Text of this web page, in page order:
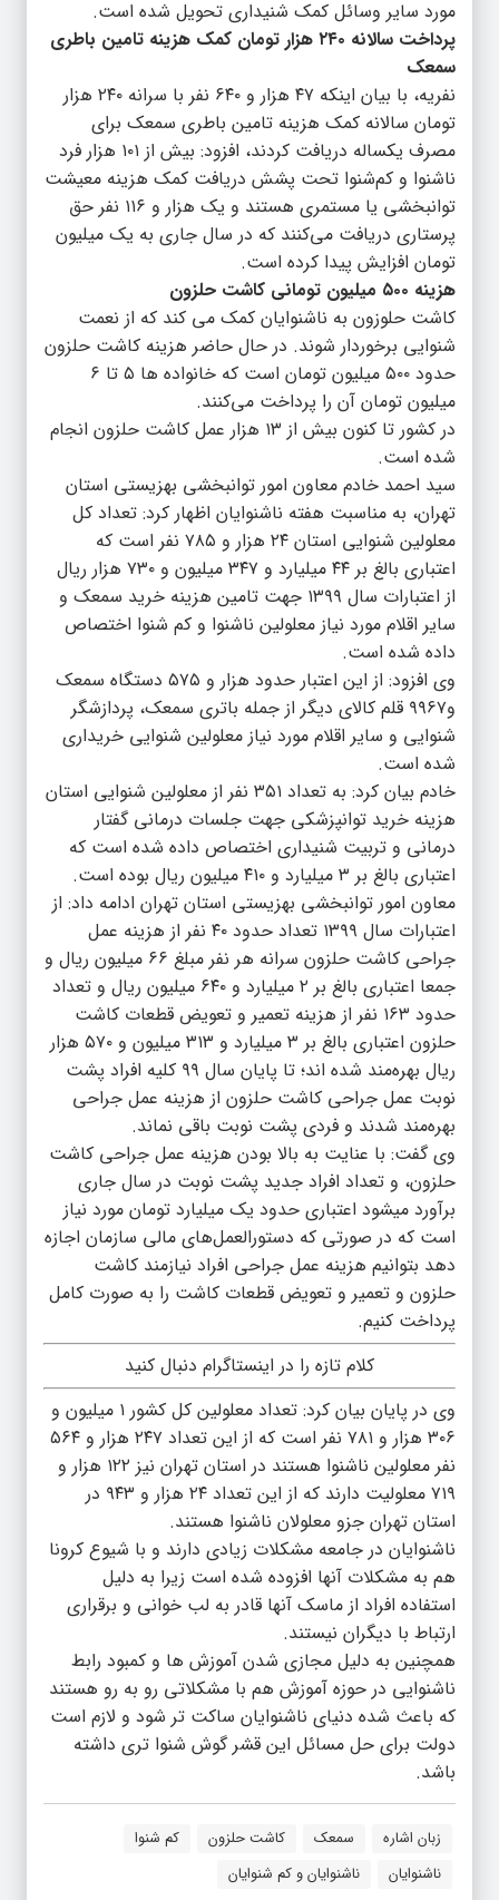
مورد سایر وسائل کمک شنیداری تحویل شده است.
پرداخت سالانه ۲۴۰ هزار تومان کمک هزینه تامین باطری
سمعک
نفریه، با بیان اینکه ۴۷ هزار و ۶۴۰ نفر با سرانه ۲۴۰ هزار
تومان سالانه کمک هزینه تامین باطری سمعک برای
مصرف یکساله دریافت کردند، افزود: بیش از ۱۰۱ هزار فرد
ناشنوا و کم‌شنوا تحت پشش دریافت کمک هزینه معیشت
توانبخشی یا مستمری هستند و یک هزار و ۱۱۶ نفر حق
پرستاری دریافت می‌کنند که در سال جاری به یک میلیون
تومان افزایش پیدا کرده است.
هزینه ۵۰۰ میلیون تومانی کاشت حلزون
کاشت حلوزون به ناشنوایان کمک می کند که از نعمت
شنوایی برخوردار شوند. در حال حاضر هزینه کاشت حلزون
حدود ۵۰۰ میلیون تومان است که خانواده ها ۵ تا ۶
میلیون تومان آن را پرداخت می‌کنند.
در کشور تا کنون بیش از ۱۳ هزار عمل کاشت حلزون انجام
شده است.
سید احمد خادم معاون امور توانبخشی بهزیستی استان
تهران، به مناسبت هفته ناشنوایان اظهار کرد: تعداد کل
معلولین شنوایی استان ۲۴ هزار و ۷۸۵ نفر است که
اعتباری بالغ بر ۴۴ میلیارد و ۳۴۷ میلیون و ۷۳۰ هزار ریال
از اعتبارات سال ۱۳۹۹ جهت تامین هزینه خرید سمعک و
سایر اقلام مورد نیاز معلولین ناشنوا و کم شنوا اختصاص
داده شده است.
وی افزود: از این اعتبار حدود هزار و ۵۷۵ دستگاه سمعک
و۹۹۶۷ قلم کالای دیگر از جمله باتری سمعک، پردازشگر
شنوایی و سایر اقلام مورد نیاز معلولین شنوایی خریداری
شده است.
خادم بیان کرد: به تعداد ۳۵۱ نفر از معلولین شنوایی استان
هزینه خرید توانپزشکی جهت جلسات درمانی گفتار
درمانی و تربیت شنیداری اختصاص داده شده است که
اعتباری بالغ بر ۳ میلیارد و ۴۱۰ میلیون ریال بوده است.
معاون امور توانبخشی بهزیستی استان تهران ادامه داد: از
اعتبارات سال ۱۳۹۹ تعداد حدود ۴۰ نفر از هزینه عمل
جراحی کاشت حلزون سرانه هر نفر مبلغ ۶۶ میلیون ریال و
جمعا اعتباری بالغ بر ۲ میلیارد و ۶۴۰ میلیون ریال و تعداد
حدود ۱۶۳ نفر از هزینه تعمیر و تعویض قطعات کاشت
حلزون اعتباری بالغ بر ۳ میلیارد و ۳۱۳ میلیون و ۵۷۰ هزار
ریال بهره‌مند شده اند؛ تا پایان سال ۹۹ کلیه افراد پشت
نوبت عمل جراحی کاشت حلزون از هزینه عمل جراحی
بهره‌مند شدند و فردی پشت نوبت باقی نماند.
وی گفت: با عنایت به بالا بودن هزینه عمل جراحی کاشت
حلزون، و تعداد افراد جدید پشت نوبت در سال جاری
برآورد میشود اعتباری حدود یک میلیارد تومان مورد نیاز
است که در صورتی که دستورالعمل‌های مالی سازمان اجازه
دهد بتوانیم هزینه عمل جراحی افراد نیازمند کاشت
حلزون و تعمیر و تعویض قطعات کاشت را به صورت کامل
پرداخت کنیم.
کلام تازه را در اینستاگرام دنبال کنید
وی در پایان بیان کرد: تعداد معلولین کل کشور ۱ میلیون و
۳۰۶ هزار و ۷۸۱ نفر است که از این تعداد ۲۴۷ هزار و ۵۶۴
نفر معلولین ناشنوا هستند در استان تهران نیز ۱۲۲ هزار و
۷۱۹ معلولیت دارند که از این تعداد ۲۴ هزار و ۹۴۳ در
استان تهران جزو معلولان ناشنوا هستند.
ناشنوایان در جامعه مشکلات زیادی دارند و با شیوع کرونا
هم به مشکلات آنها افزوده شده است زیرا به دلیل
استفاده افراد از ماسک آنها قادر به لب خوانی و برقراری
ارتباط با دیگران نیستند.
همچنین به دلیل مجازی شدن آموزش ها و کمبود رابط
ناشنوایی در حوزه آموزش هم با مشکلاتی رو به رو هستند
که باعث شده دنیای ناشنوایان ساکت تر شود و لازم است
دولت برای حل مسائل این قشر گوش شنوا تری داشته
باشد.
زبان اشاره سمعک کاشت حلزون
کم شنوا
ناشنوایان
ناشنوایان و کم شنوایان